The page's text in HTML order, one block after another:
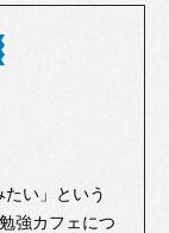
たい」という
強カフェにつ